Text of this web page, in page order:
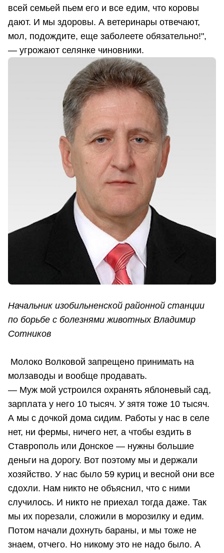
всей семьей пьем его и все едим, что коровы
дают. И мы здоровы. А ветеринары отвечают,
мол, подождите, еще заболеете обязательно!",
— угрожают селянке чиновники.
Начальник изобильненской районной станции
по борьбе с болезнями животных Владимир
Сотников
Молоко Волковой запрещено принимать на
молзаводы и вообще продавать.
— Муж мой устроился охранять яблоневый сад,
зарплата у него 10 тысяч. У зятя тоже 10 тысяч.
А мы с дочкой дома сидим. Работы у нас в селе
нет, ни фермы, ничего нет, а чтобы ездить в
Ставрополь или Донское — нужны большие
деньги на дорогу. Вот поэтому мы и держали
хозяйство. У нас было 59 куриц и весной они все
сдохли. Нам никто не объяснил, что с ними
случилось. И никто не приехал тогда даже. Так
мы их порезали, сложили в морозилку и едим.
Потом начали дохнуть бараны, и мы тоже не
знаем, отчего. Но никому это не надо было. А